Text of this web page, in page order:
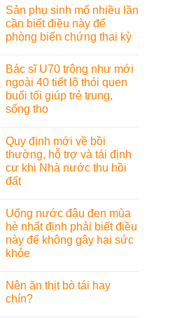
Sản phụ sinh mổ nhiều lần
cần biết điều này để
phòng biến chứng thai kỳ
Bác sĩ U70 trông như mới
ngoài 40 tiết lộ thói quen
buổi tối giúp trẻ trung,
sống thọ
Quy định mới về bồi
thường, hỗ trợ và tái định
cư khi Nhà nước thu hồi
đất
Uống nước đậu đen mùa
hè nhất định phải biết điều
này để không gây hại sức
khỏe
Nên ăn thịt bò tái hay
chín?